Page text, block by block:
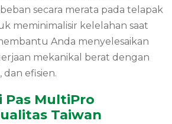
secara merata pada telapak
meminimalisir kelelahan saat
Anda menyelesaikan
mekanikal berat dengan
dan efisien.
Pas MultiPro
Taiwan